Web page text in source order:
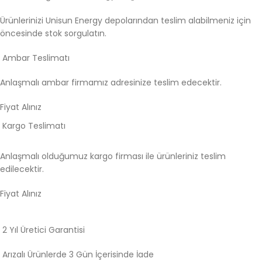
Ürünlerinizi Unisun Energy depolarından teslim alabilmeniz için
öncesinde stok sorgulatın.
Ambar Teslimatı
Anlaşmalı ambar firmamız adresinize teslim edecektir.
Fiyat Alınız
Kargo Teslimatı
Anlaşmalı olduğumuz kargo firması ile ürünleriniz teslim
edilecektir.
Fiyat Alınız
2 Yıl Üretici Garantisi
Arızalı Ürünlerde 3 Gün İçerisinde İade